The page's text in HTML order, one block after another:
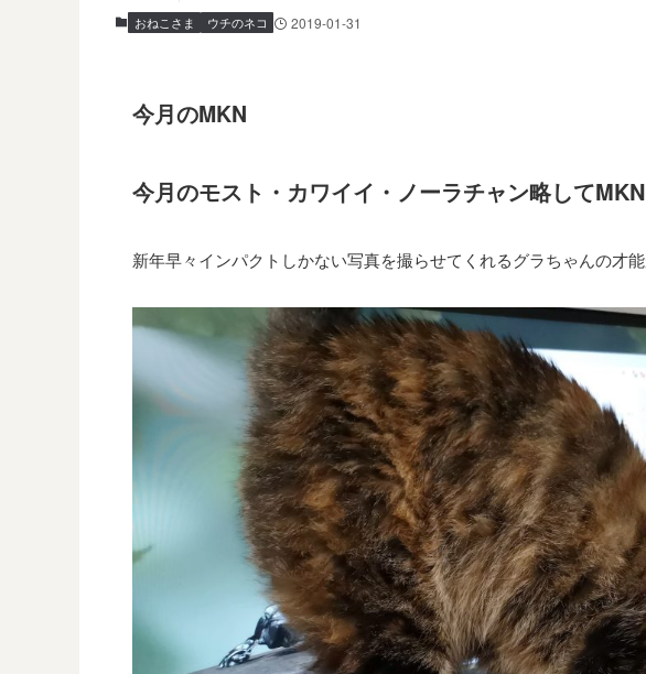
おねこさま ウチのネコ 2019-01-31
今月のMKN
今月のモスト・カワイイ・ノーラチャン略してMKN
新年早々インパクトしかない写真を撮らせてくれるグラちゃんの才能